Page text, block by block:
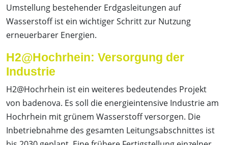
Umstellung bestehender Erdgasleitungen auf
Wasserstoff ist ein wichtiger Schritt zur Nutzung
erneuerbarer Energien.
H2@Hochrhein: Versorgung der
Industrie
H2@Hochrhein ist ein weiteres bedeutendes Projekt
von badenova. Es soll die energieintensive Industrie am
Hochrhein mit grünem Wasserstoff versorgen. Die
Inbetriebnahme des gesamten Leitungsabschnittes ist